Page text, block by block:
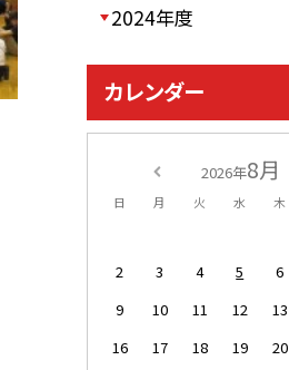
2024年度
カレンダー
2026年8月
日 月 火 水 木
2
3 4 5 6
9
10 11 12 13
16
17 18 19 20